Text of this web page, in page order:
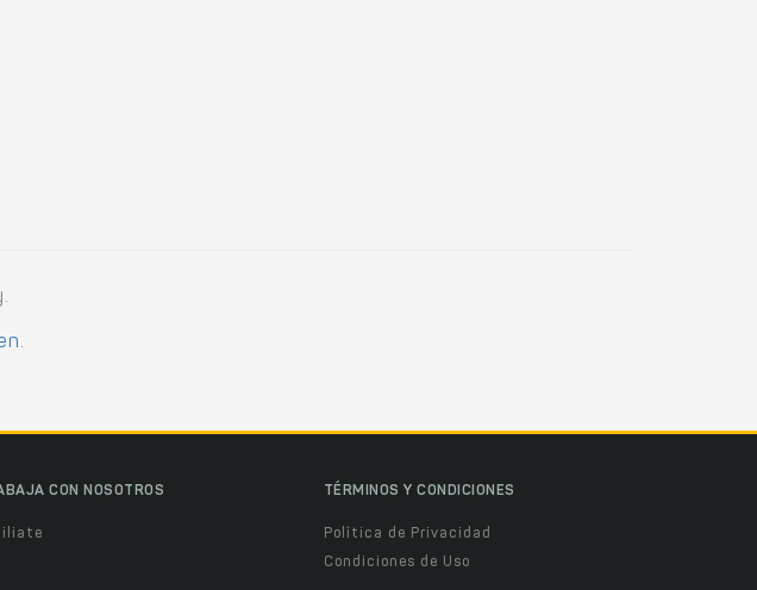
.
CON NOSOTROS TÉRMINOS Y CONDICIONES
Política de Privacidad
Condiciones de Uso